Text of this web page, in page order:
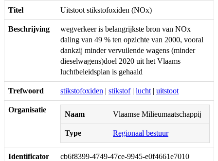
Titel Uitstoot stikstofoxiden (NOx)
Beschrijving
wegverkeer is belangrijkste bron van NOx
daling van 49 % ten opzichte van 2000, vooral
dankzij minder vervuilende wagens (minder
dieselwagens)doel 2020 uit het Vlaams
luchtbeleidsplan is gehaald
Trefwoord stikstofoxiden | stikstof| lucht | uitstoot
Organisatie
Naam Vlaamse Milieumaatschappij
Type Regionaal bestuur
Identificator cb6f8399-4749-47ce-9945-e0f4661e7010